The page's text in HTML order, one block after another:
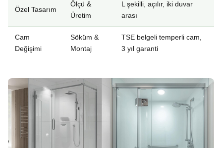
Özel Tasarım
Ölçü &
Üretim
L şekilli, açılır, iki duvar
arası
Cam
Değişimi
Söküm &
Montaj
TSE belgeli temperli cam,
3 yıl garanti